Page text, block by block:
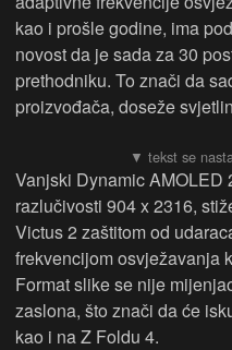
kao i prošle godine, ima
novost da je sada za 30
prethodniku. To znači da
proizvođača, doseže
Vanjski Dynamic AMOLED
razlučivosti 904 x 2316,
Victus 2 zaštitom od
frekvencijom osvježavanja
Format slike se nije
zaslona, što znači da će
kao i na Z Foldu 4.